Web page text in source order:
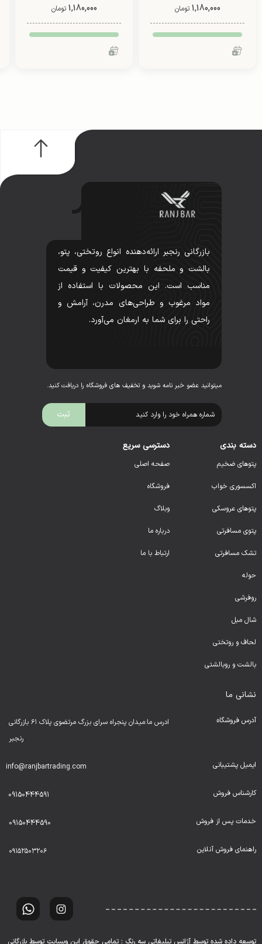
دو رو (طرح 5)
1,180,000 تومان
دو رو (طرح 1)
1,180,000 تومان
بازرگانی رنجبر ارائه‌دهنده انواع روتختی، پتو،
بالشت و ملحفه با بهترین کیفیت و قیمت
مناسب است. این محصولات با استفاده از
مواد مرغوب و طراحی‌های مدرن، آرامش و
راحتی را برای شما به ارمغان می‌آورد.
میتوانید عضو خبر نامه شوید و تخفیف های فروشگاه را دریافت کنید.
دسته بندی
پتوهای ضخیم
اکسسوری خواب
پتوهای عروسکی
پتوی مسافرتی
تشک مسافرتی
حوله
روفرشی
شال مبل
لحاف و روتختی
بالشت و روبالشتی
دسترسی سریع
صفحه اصلی
فروشگاه
وبلاگ
درباره ما
ارتباط با ما
نشانی ما
آدرس فروشگاه
ادرس ما:میدان پنجراه سرای بزرگ مرتضوی پلاک ۶۱ بازرگانی
رنجبر
ایمیل پشتیبانی info@ranjbartrading.com
کارشناس فروش 09150444591
خدمات پس از فروش 09150444590
راهنمای فروش آنلاین ۰۹۱۵۲۵۰۳۲۰۶
توسعه داده شده توسط آژانس تبلیغاتی سه رنگ : تمامی حقوق این وبسایت توسط بازرگانی